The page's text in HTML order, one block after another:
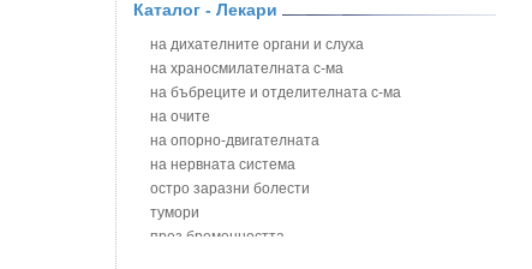
Блатен аир - Acorus calamus L.
Блатен тъжник - Spirea ulmaria L.
Блян
Бобови шушулки - Phaseolus Vulgaris L.
Божур - Paeonia Decora
Борови връхчета - Pinus sylvestris
Босилек - Ocimum Basillicum
Брей - Tamus Communis
Брош - Rubia tinctorum L.
Бръшлян - Hedera helix L.
Каталог - Лекари
на дихателните органи и слуха
на храносмилателната с-ма
на бъбреците и отделителната с-ма
на очите
на опорно-двигателната
на нервната система
остро заразни болести
тумори
през бременността